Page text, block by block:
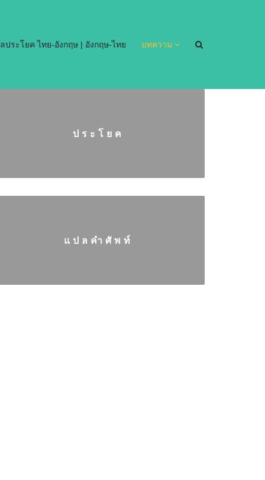
ประโยค ไทย-อังกฤษ | อังกฤษ-ไทย บทความ
ประโยค
แปลคำศัพท์